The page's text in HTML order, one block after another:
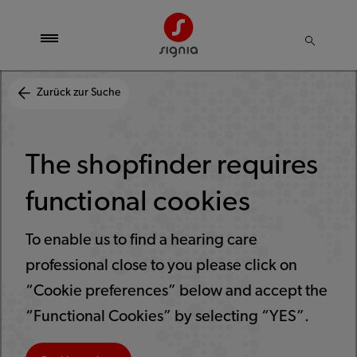
Zurück zur Suche
The shopfinder requires
functional cookies
To enable us to find a hearing care
professional close to you please click on
“Cookie preferences” below and accept the
“Functional Cookies” by selecting “YES”.